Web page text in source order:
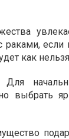
как нельзя
Для
выбрать